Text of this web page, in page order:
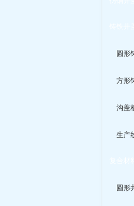
圆形
方形
沟盖
生产
圆形